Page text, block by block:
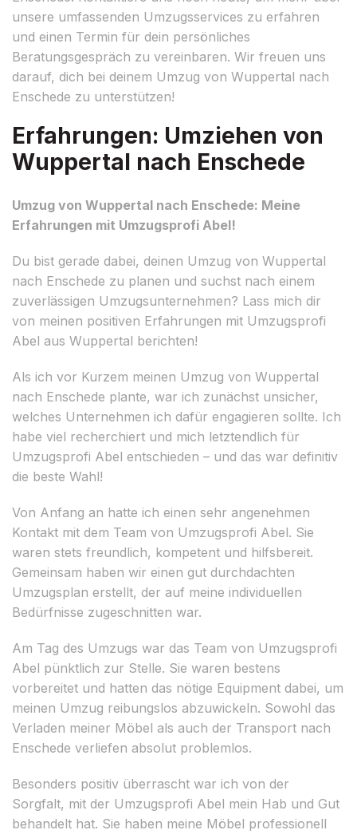
unsere umfassenden Umzugsservices zu erfahren
und einen Termin für dein persönliches
Beratungsgespräch zu vereinbaren. Wir freuen uns
darauf, dich bei deinem Umzug von Wuppertal nach
Enschede zu unterstützen!
Erfahrungen: Umziehen von
Wuppertal nach Enschede
Umzug von Wuppertal nach Enschede: Meine
Erfahrungen mit Umzugsprofi Abel!
Du bist gerade dabei, deinen Umzug von Wuppertal
nach Enschede zu planen und suchst nach einem
zuverlässigen Umzugsunternehmen? Lass mich dir
von meinen positiven Erfahrungen mit Umzugsprofi
Abel aus Wuppertal berichten!
Als ich vor Kurzem meinen Umzug von Wuppertal
nach Enschede plante, war ich zunächst unsicher,
welches Unternehmen ich dafür engagieren sollte. Ich
habe viel recherchiert und mich letztendlich für
Umzugsprofi Abel entschieden – und das war definitiv
die beste Wahl!
Von Anfang an hatte ich einen sehr angenehmen
Kontakt mit dem Team von Umzugsprofi Abel. Sie
waren stets freundlich, kompetent und hilfsbereit.
Gemeinsam haben wir einen gut durchdachten
Umzugsplan erstellt, der auf meine individuellen
Bedürfnisse zugeschnitten war.
Am Tag des Umzugs war das Team von Umzugsprofi
Abel pünktlich zur Stelle. Sie waren bestens
vorbereitet und hatten das nötige Equipment dabei, um
meinen Umzug reibungslos abzuwickeln. Sowohl das
Verladen meiner Möbel als auch der Transport nach
Enschede verliefen absolut problemlos.
Besonders positiv überrascht war ich von der
Sorgfalt, mit der Umzugsprofi Abel mein Hab und Gut
behandelt hat. Sie haben meine Möbel professionell